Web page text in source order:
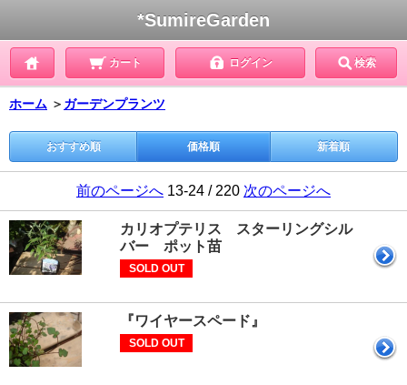
*SumireGarden
カート ログイン 検索
ホーム ＞ ガーデンプランツ
おすすめ順 価格順 新着順
前のページへ 13-24 / 220 次のページへ
カリオプテリス スターリングシル
バー ポット苗
SOLD OUT
『ワイヤースペード』
SOLD OUT